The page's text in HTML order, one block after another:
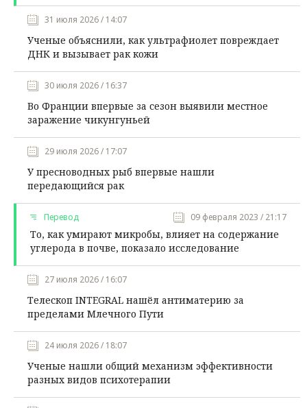
31 июля 2026 / 14:07
Ученые объяснили, как ультрафиолет повреждает
ДНК и вызывает рак кожи
30 июля 2026 / 16:37
Во Франции впервые за сезон выявили местное
заражение чикунгуньей
29 июля 2026 / 17:07
У пресноводных рыб впервые нашли
передающийся рак
Перевод 09 февраля 2023 / 21:17
То, как умирают микробы, влияет на содержание
углерода в почве, показало исследование
27 июля 2026 / 16:07
Телескоп INTEGRAL нашёл антиматерию за
пределами Млечного Пути
24 июля 2026 / 18:07
Ученые нашли общий механизм эффективности
разных видов психотерапии